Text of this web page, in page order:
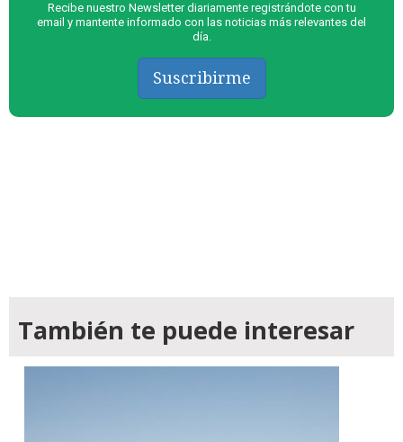
Recibe nuestro Newsletter diariamente registrándote con tu
email y mantente informado con las noticias más relevantes del
día.
Suscribirme
También te puede interesar